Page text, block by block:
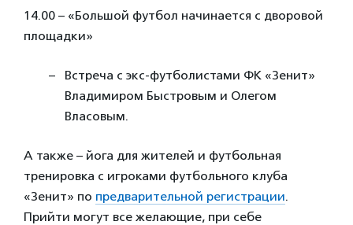
14.00 – «Большой футбол начинается с дворовой
площадки»
Встреча с экс-футболистами ФК «Зенит»
Владимиром Быстровым и Олегом
Власовым.
А также – йога для жителей и футбольная
тренировка с игроками футбольного клуба
«Зенит» по предварительной регистрации.
Прийти могут все желающие, при себе